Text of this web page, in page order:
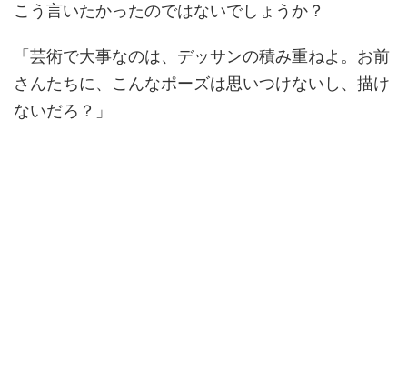
こう言いたかったのではないでしょうか？
「芸術で大事なのは、デッサンの積み重ねよ。お前
さんたちに、こんなポーズは思いつけないし、描け
ないだろ？」